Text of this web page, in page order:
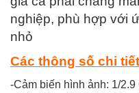
nghiệp, phù hợp với
nhỏ
Các thông số chi
-Cảm biến hình ảnh: 1/2.9